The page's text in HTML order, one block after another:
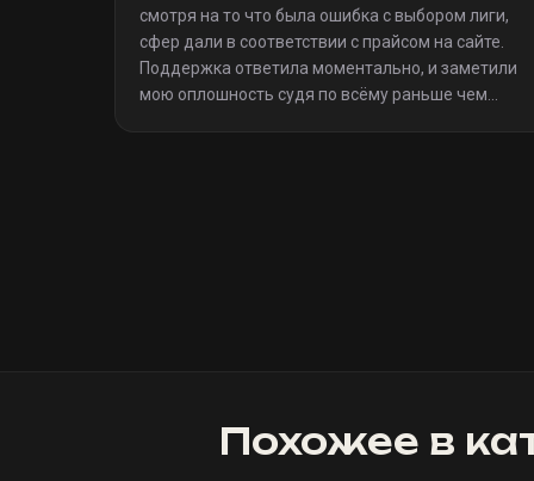
смотря на то что была ошибка с выбором лиги,
сфер дали в соответствии с прайсом на сайте.
Поддержка ответила моментально, и заметили
мою оплошность судя по всёму раньше чем
Похожее в